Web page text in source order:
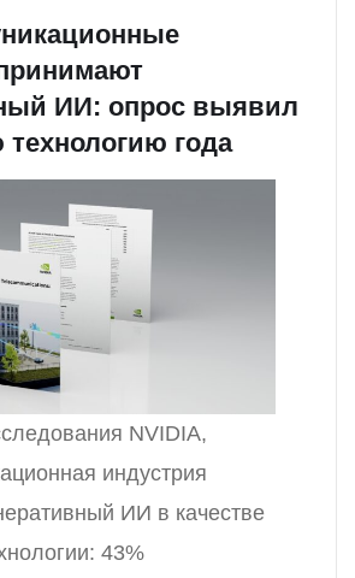
ИИ: опрос выявил
года
NVIDIA,
индустрия
ИИ в качестве
43%